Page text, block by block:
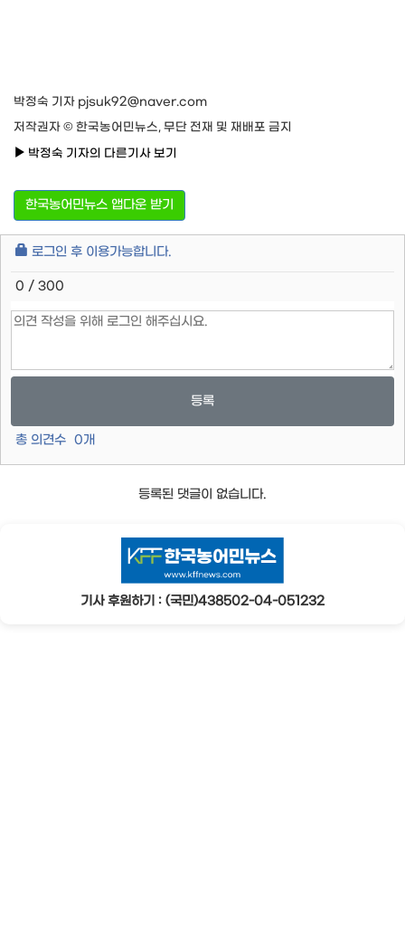
박정숙 기자 pjsuk92@naver.com
저작권자 © 한국농어민뉴스, 무단 전재 및 재배포 금지
박정숙 기자의 다른기사 보기
한국농어민뉴스 앱다운 받기
로그인 후 이용가능합니다.
0 / 300
등록
총 의견수 0개
등록된 댓글이 없습니다.
기사 후원하기 : (국민)438502-04-051232